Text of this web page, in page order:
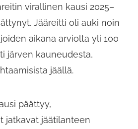
virallinen kausi 2025–
Jääreitti oli auki noin
aikana arviolta yli 100
järven kauneudesta,
jäällä.
päättyy,
jatkavat jäätilanteen